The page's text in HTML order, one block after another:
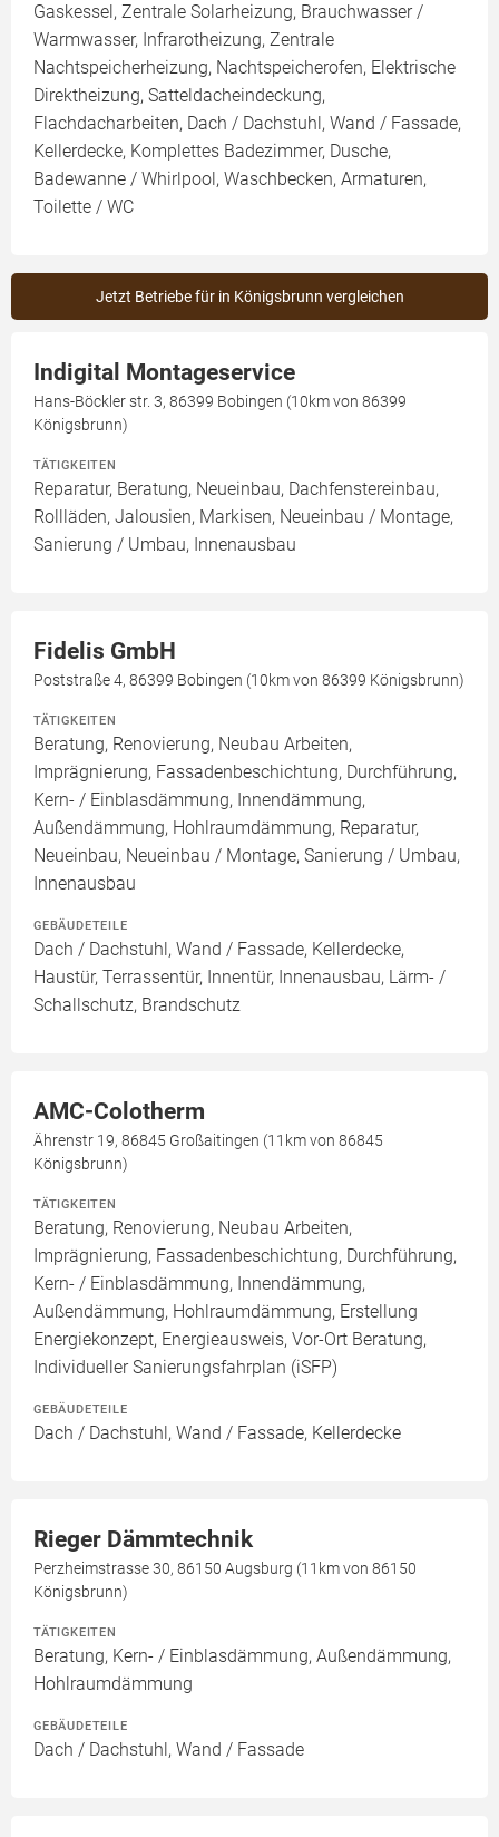
Gaskessel, Zentrale Solarheizung, Brauchwasser /
Warmwasser, Infrarotheizung, Zentrale
Nachtspeicherheizung, Nachtspeicherofen, Elektrische
Direktheizung, Satteldacheindeckung,
Flachdacharbeiten, Dach / Dachstuhl, Wand / Fassade,
Kellerdecke, Komplettes Badezimmer, Dusche,
Badewanne / Whirlpool, Waschbecken, Armaturen,
Toilette / WC
Jetzt Betriebe für in Königsbrunn vergleichen
Indigital Montageservice
Hans-Böckler str. 3, 86399 Bobingen (10km von 86399
Königsbrunn)
TÄTIGKEITEN
Reparatur, Beratung, Neueinbau, Dachfenstereinbau,
Rollläden, Jalousien, Markisen, Neueinbau / Montage,
Sanierung / Umbau, Innenausbau
Fidelis GmbH
Poststraße 4, 86399 Bobingen (10km von 86399 Königsbrunn)
TÄTIGKEITEN
Beratung, Renovierung, Neubau Arbeiten,
Imprägnierung, Fassadenbeschichtung, Durchführung,
Kern- / Einblasdämmung, Innendämmung,
Außendämmung, Hohlraumdämmung, Reparatur,
Neueinbau, Neueinbau / Montage, Sanierung / Umbau,
Innenausbau
GEBÄUDETEILE
Dach / Dachstuhl, Wand / Fassade, Kellerdecke,
Haustür, Terrassentür, Innentür, Innenausbau, Lärm- /
Schallschutz, Brandschutz
AMC-Colotherm
Ährenstr 19, 86845 Großaitingen (11km von 86845
Königsbrunn)
TÄTIGKEITEN
Beratung, Renovierung, Neubau Arbeiten,
Imprägnierung, Fassadenbeschichtung, Durchführung,
Kern- / Einblasdämmung, Innendämmung,
Außendämmung, Hohlraumdämmung, Erstellung
Energiekonzept, Energieausweis, Vor-Ort Beratung,
Individueller Sanierungsfahrplan (iSFP)
GEBÄUDETEILE
Dach / Dachstuhl, Wand / Fassade, Kellerdecke
Rieger Dämmtechnik
Perzheimstrasse 30, 86150 Augsburg (11km von 86150
Königsbrunn)
TÄTIGKEITEN
Beratung, Kern- / Einblasdämmung, Außendämmung,
Hohlraumdämmung
GEBÄUDETEILE
Dach / Dachstuhl, Wand / Fassade